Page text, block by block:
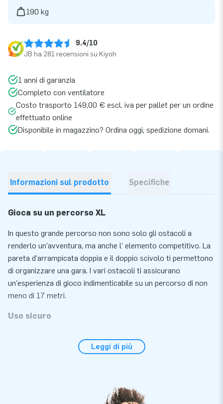
190 kg
9.4/10
JB ha 281 recensioni su Kiyoh
1 anni di garanzia
Completo con ventilatore
Costo trasporto 149,00 € escl. iva per pallet per un ordine
effettuato online
Disponibile in magazzino? Ordina oggi, spedizione domani.
Informazioni sul prodotto Specifiche
Gioca su un percorso XL
In questo grande percorso non sono solo gli ostacoli a
renderlo un'avventura, ma anche l' elemento competitivo. La
pareta d'arrampicata doppia e il doppio scivolo ti permettono
di organizzare una gara. I vari ostacoli ti assicurano
un'esperienza di gioco indimenticabile su un percorso di non
meno di 17 metri.
Uso sicuro
utilizzati in sicurezza e per ogni giocatore. Tutti i nostri giochi
acquatica riceverai quindi un certificato di prova riconosciuto,
un logbook e un manuale chiaro. Inoltre, ogni prodotto viene
Leggi di più